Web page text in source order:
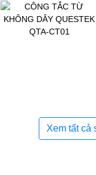
Xem tất cả